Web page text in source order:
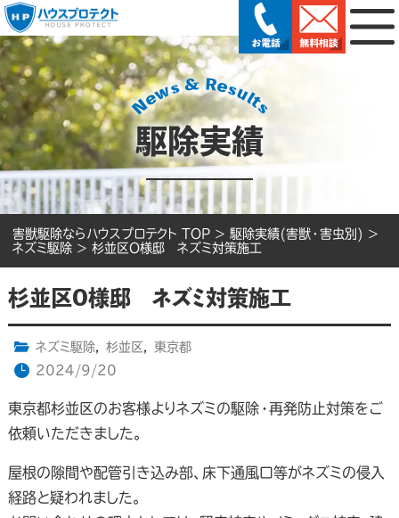
駆除実績
害獣駆除ならハウスプロテクト TOP > 駆除実績(害獣・害虫別) >
ネズミ駆除 > 杉並区O様邸 ネズミ対策施工
杉並区O様邸 ネズミ対策施工
ネズミ駆除, 杉並区 ,
東京都
2024/9/20
東京都杉並区のお客様よりネズミの駆除・再発防止対策をご
依頼いただきました。
屋根の隙間や配管引き込み部、床下通風口等がネズミの侵入
経路と疑われました。